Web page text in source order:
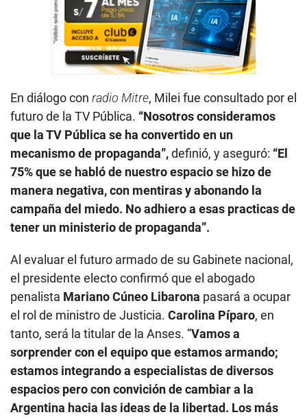
En diálogo con radio Mitre, Milei fue consultado por el
futuro de la TV Pública. “Nosotros consideramos
que la TV Pública se ha convertido en un
mecanismo de propaganda”,definió, y aseguró: “El
75% que se habló de nuestro espacio se hizo de
manera negativa, con mentiras y abonando la
campaña del miedo. No adhiero a esas practicas de
tener un ministerio de propaganda”.
Al evaluar el futuro armado de su Gabinete nacional,
el presidente electo confirmó que el abogado
penalista Mariano Cúneo Libarona pasará a ocupar
el rol de ministro de Justicia. Carolina Píparo, en
tanto, será la titular de la Anses. “Vamos a
sorprender con el equipo que estamos armando;
estamos integrando a especialistas de diversos
espacios pero con convición de cambiar a la
Argentina hacia las ideas de la libertad. Los más